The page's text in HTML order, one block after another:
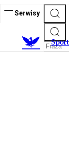
Serwisy
Sport